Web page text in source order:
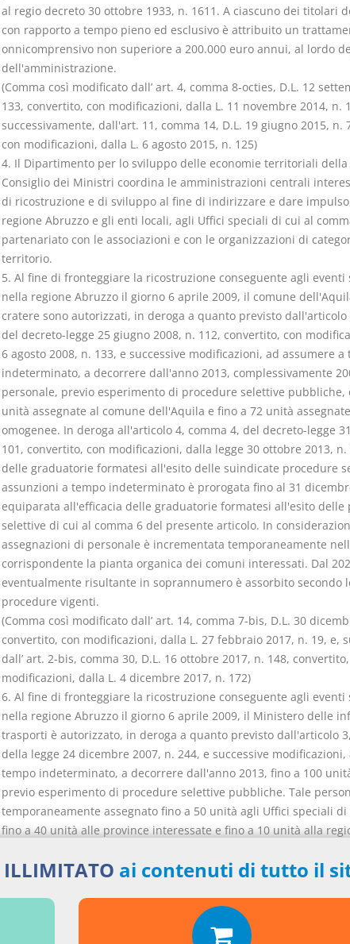
al regio decreto 30 ottobre 1933, n. 1611. A ciascuno dei titolari
con rapporto a tempo pieno ed esclusivo è attribuito un
onnicomprensivo non superiore a 200.000 euro annui, al lordo
dell'amministrazione.
(Comma così modificato dall’ art. 4, comma 8-octies, D.L. 12
133, convertito, con modificazioni, dalla L. 11 novembre 2014, n.
successivamente, dall'art. 11, comma 14, D.L. 19 giugno 2015, n.
con modificazioni, dalla L. 6 agosto 2015, n. 125)
4. Il Dipartimento per lo sviluppo delle economie territoriali della
Consiglio dei Ministri coordina le amministrazioni centrali
di ricostruzione e di sviluppo al fine di indirizzare e dare
regione Abruzzo e gli enti locali, agli Uffici speciali di cui al
partenariato con le associazioni e con le organizzazioni di
territorio.
5. Al fine di fronteggiare la ricostruzione conseguente agli eventi
nella regione Abruzzo il giorno 6 aprile 2009, il comune
cratere sono autorizzati, in deroga a quanto previsto dall'articolo
del decreto-legge 25 giugno 2008, n. 112, convertito, con
6 agosto 2008, n. 133, e successive modificazioni, ad assumere a
indeterminato, a decorrere dall'anno 2013, complessivamente
personale, previo esperimento di procedure selettive pubbliche,
unità assegnate al comune dell'Aquila e fino a 72 unità
omogenee. In deroga all'articolo 4, comma 4, del decreto-legge
101, convertito, con modificazioni, dalla legge 30 ottobre 2013, n.
delle graduatorie formatesi all'esito delle suindicate procedure
assunzioni a tempo indeterminato è prorogata fino al 31
equiparata all'efficacia delle graduatorie formatesi all'esito delle
selettive di cui al comma 6 del presente articolo. In
assegnazioni di personale è incrementata temporaneamente
corrispondente la pianta organica dei comuni interessati. Dal
eventualmente risultante in soprannumero è assorbito secondo
procedure vigenti.
(Comma così modificato dall’ art. 14, comma 7-bis, D.L. 30
convertito, con modificazioni, dalla L. 27 febbraio 2017, n. 19, e,
dall’ art. 2-bis, comma 30, D.L. 16 ottobre 2017, n. 148,
modificazioni, dalla L. 4 dicembre 2017, n. 172)
6. Al fine di fronteggiare la ricostruzione conseguente agli eventi
nella regione Abruzzo il giorno 6 aprile 2009, il Ministero delle
trasporti è autorizzato, in deroga a quanto previsto dall'articolo
della legge 24 dicembre 2007, n. 244, e successive modificazioni,
tempo indeterminato, a decorrere dall'anno 2013, fino a 100
previo esperimento di procedure selettive pubbliche. Tale
temporaneamente assegnato fino a 50 unità agli Uffici speciali di
fino a 40 unità alle province interessate e fino a 10 unità alla
coinvolto nel sisma del 6 aprile 2009, tale personale è assegnato
secondo quanto disposto con apposito regolamento ai sensi
comma 4-bis, della legge 23 agosto 1988, n. 400. In
ILLIMITATO ai contenuti di tutto il